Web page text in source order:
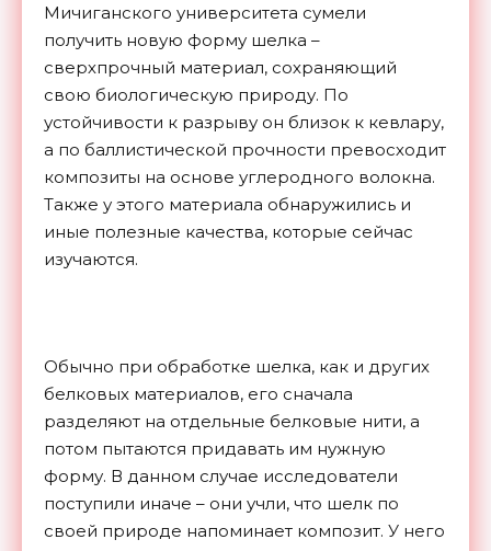
Мичиганского университета сумели
получить новую форму шелка –
сверхпрочный материал, сохраняющий
свою биологическую природу. По
устойчивости к разрыву он близок к кевлару,
а по баллистической прочности превосходит
композиты на основе углеродного волокна.
Также у этого материала обнаружились и
иные полезные качества, которые сейчас
изучаются.
Обычно при обработке шелка, как и других
белковых материалов, его сначала
разделяют на отдельные белковые нити, а
потом пытаются придавать им нужную
форму. В данном случае исследователи
поступили иначе – они учли, что шелк по
своей природе напоминает композит. У него